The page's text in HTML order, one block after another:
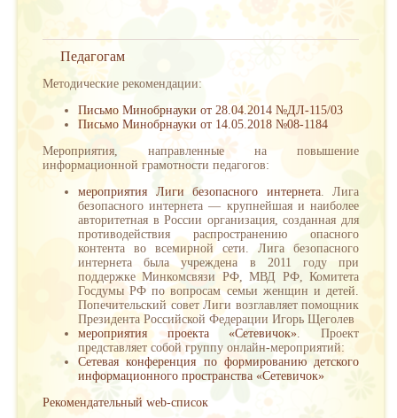
Педагогам
Методические рекомендации:
Письмо Минобрнауки от 28.04.2014 №ДЛ-115/03
Письмо Минобрнауки от 14.05.2018 №08-1184
Мероприятия, направленные на повышение
информационной грамотности педагогов:
мероприятия Лиги безопасного интернета. Лига
безопасного интернета — крупнейшая и наиболее
авторитетная в России организация, созданная для
противодействия распространению опасного
контента во всемирной сети. Лига безопасного
интернета была учреждена в 2011 году при
поддержке Минкомсвязи РФ, МВД РФ, Комитета
Госдумы РФ по вопросам семьи женщин и детей.
Попечительский совет Лиги возглавляет помощник
Президента Российской Федерации Игорь Щеголев
мероприятия проекта «Сетевичок». Проект
представляет собой группу онлайн-мероприятий:
Сетевая конференция по формированию детского
информационного пространства «Сетевичок»
Рекомендательный web-список